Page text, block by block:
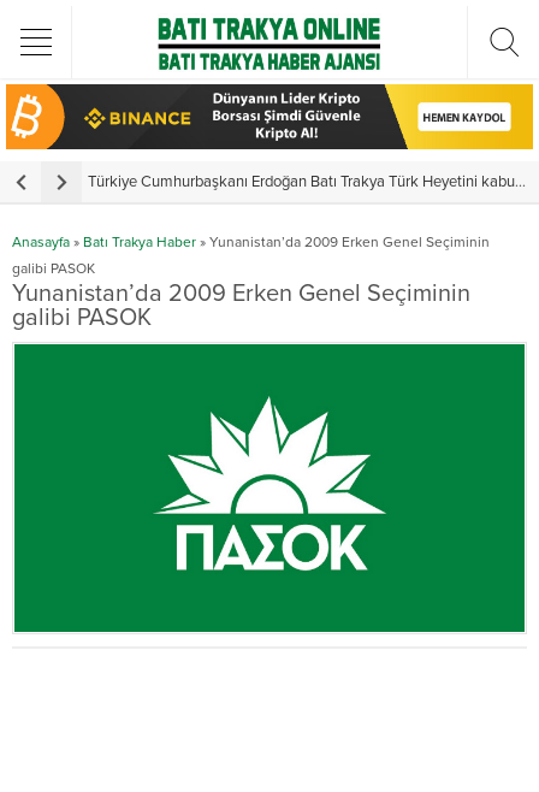
Türkiye Cumhurbaşkanı Erdoğan Batı Trakya Türk Heyetini kabul etti
Anasayfa » Batı Trakya Haber » Yunanistan’da 2009 Erken Genel Seçiminin
galibi PASOK
Yunanistan’da 2009 Erken Genel Seçiminin
galibi PASOK